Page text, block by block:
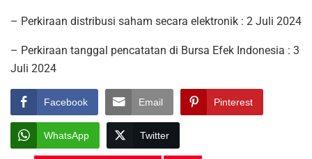
– Perkiraan distribusi saham secara elektronik : 2 Juli 2024
– Perkiraan tanggal pencatatan di Bursa Efek Indonesia : 3
Juli 2024
Facebook Email Pinterest
WhatsApp Twitter